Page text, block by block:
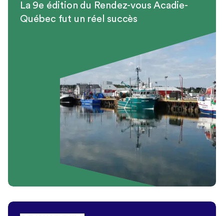
La 9e édition du Rendez-vous Acadie-
Québec fut un réel succès